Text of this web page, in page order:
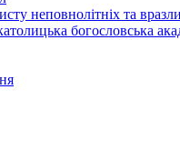
неповнолітніх та
богословська